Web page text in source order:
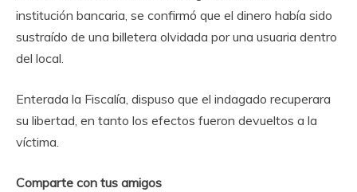
institución bancaria, se confirmó que el dinero había sido
sustraído de una billetera olvidada por una usuaria dentro
del local.
Enterada la Fiscalía, dispuso que el indagado recuperara
su libertad, en tanto los efectos fueron devueltos a la
víctima.
Comparte con tus amigos